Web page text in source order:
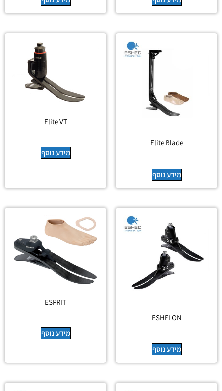
Elite Blade
מידע נוסף
Elite VT
מידע נוסף
ESHELON
מידע נוסף
ESPRIT
מידע נוסף